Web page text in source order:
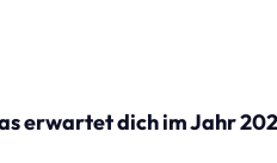
erwartet dich im Jahr